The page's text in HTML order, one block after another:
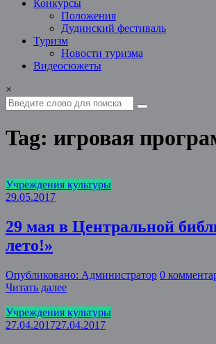
Конкурсы
Положения
Дудинский фестиваль
Туризм
Новости туризма
Видеосюжеты
×
Tag: игровая
Учреждения культуры
29.05.2017
29 мая в Центральной
лето!»
Опубликовано: Администратор 0
Читать далее
Учреждения культуры
27.04.201727.04.2017